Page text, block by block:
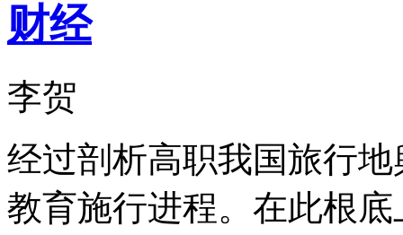
财经
李贺
经过剖析高职我国旅行
教育施行进程。在此根